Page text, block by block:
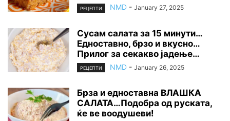
РЕЦЕПТИ NMD - January 27, 2025
Сусам салата за 15 минути…
Едноставно, брзо и вкусно…
Прилог за секакво јадење…
РЕЦЕПТИ NMD - January 26, 2025
Брза и едноставна ВЛАШКА
САЛАТА…Подобра од руската,
ќе ве воодушеви!